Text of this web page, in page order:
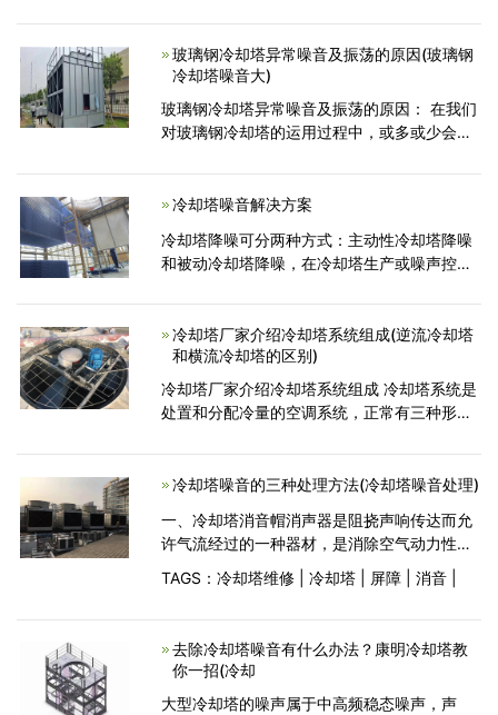
却塔的区别在于,线圈与填料完全不同,循环水完
全封闭
玻璃钢冷却塔异常噪音及振荡的原因(玻璃钢
冷却塔噪音大)
玻璃钢冷却塔异常噪音及振荡的原因： 在我们
对玻璃钢冷却塔的运用过程中，或多或少会发
并非玻璃钢冷却塔自身的问题，而是日常匮缺
对冷却塔的保护导致
冷却塔噪音解决方案
冷却塔降噪可分两种方式：主动性冷却塔降噪
和被动冷却塔降噪，在冷却塔生产或噪声控制
特征。 我公司正在使用降噪技术在保证设备所
需技术参数的前
冷却塔厂家介绍冷却塔系统组成(逆流冷却塔
和横流冷却塔的区别)
冷却塔厂家介绍冷却塔系统组成 冷却塔系统是
处置和分配冷量的空调系统，正常有三种形式
水管路送至各个屋子的末端(风机盘管) 2、风管
道送至各
冷却塔噪音的三种处理方法(冷却塔噪音处理)
一、冷却塔消音帽消声器是阻挠声响传达而允
许气流经过的一种器材，是消除空气动力性噪
声的首要设备。消声器是安装在空气动力设备
(冷却塔、风机、鼓风机、空压机)的气流通道
TAGS： 冷却塔维修| 冷却塔| 屏障| 消音|
去除冷却塔噪音有什么办法？康明冷却塔教
你一招(冷却
大型冷却塔的噪声属于中高频稳态噪声，声